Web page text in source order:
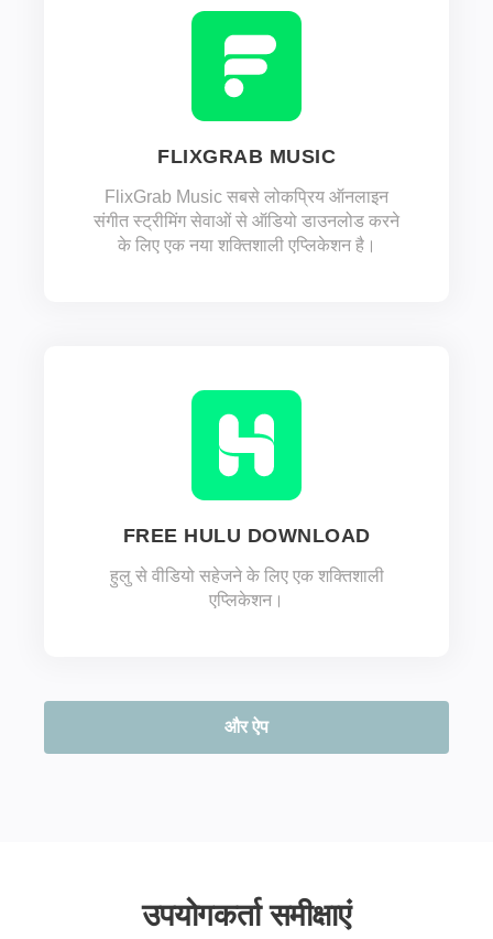
FLIXGRAB MUSIC
FlixGrab Music सबसे लोकप्रिय ऑनलाइन
संगीत स्ट्रीमिंग सेवाओं से ऑडियो डाउनलोड करने
के लिए एक नया शक्तिशाली एप्लिकेशन है।
FREE HULU DOWNLOAD
हुलु से वीडियो सहेजने के लिए एक शक्तिशाली
एप्लिकेशन।
और ऐप
उपयोगकर्ता समीक्षाएं